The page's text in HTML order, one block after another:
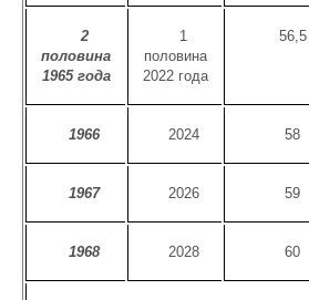
2
половина
1965 года
1
половина
2022 года
56,5
1966 2024 58
1967 2026 59
1968 2028 60